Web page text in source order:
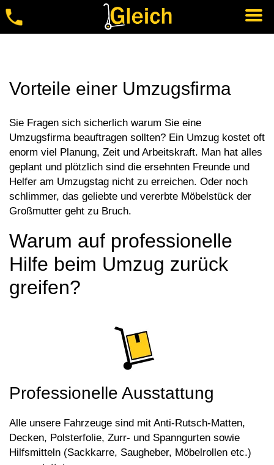
(Enter
drücken)
Vorteile einer Umzugsfirma
Sie Fragen sich sicherlich warum Sie eine
Umzugsfirma beauftragen sollten? Ein Umzug kostet oft
enorm viel Planung, Zeit und Arbeitskraft. Man hat alles
geplant und plötzlich sind die ersehnten Freunde und
Helfer am Umzugstag nicht zu erreichen. Oder noch
schlimmer, das geliebte und vererbte Möbelstück der
Großmutter geht zu Bruch.
Warum auf professionelle
Hilfe beim Umzug zurück
greifen?
Professionelle Ausstattung
Alle unsere Fahrzeuge sind mit Anti-Rutsch-Matten,
Decken, Polsterfolie, Zurr- und Spanngurten sowie
Hilfsmitteln (Sackkarre, Saugheber, Möbelrollen etc.)